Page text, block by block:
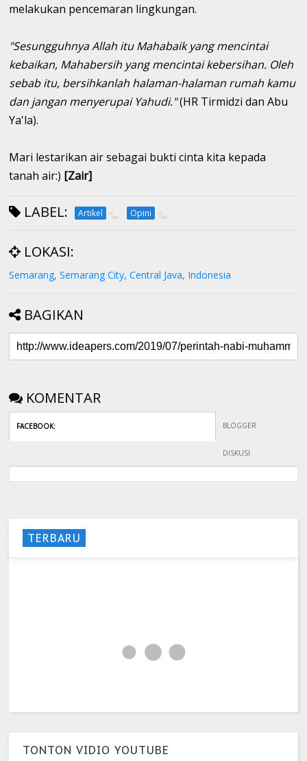
melakukan pencemaran lingkungan.
"Sesungguhnya Allah itu Mahabaik yang mencintai
kebaikan, Mahabersih yang mencintai kebersihan. Oleh
sebab itu, bersihkanlah halaman-halaman rumah kamu
dan jangan menyerupai Yahudi."(HR Tirmidzi dan Abu
Ya'la).
Mari lestarikan air sebagai bukti cinta kita kepada
tanah air:) [Zair]
LABEL: Artikel Opini
LOKASI:
Semarang, Semarang City, Central Java, Indonesia
BAGIKAN
KOMENTAR
FACEBOOK: BLOGGER
DISKUSI
TERBARU
TONTON VIDIO YOUTUBE